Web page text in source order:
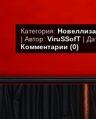
Категория:
| Автор: ViruSSofT |
Комментарии (0)